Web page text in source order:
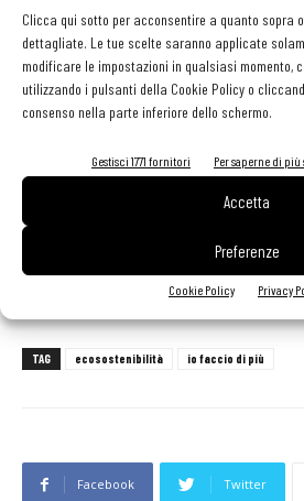
Clicca qui sotto per acconsentire a quanto sopra
dettagliate. Le tue scelte saranno applicate
modificare le impostazioni in qualsiasi momento,
utilizzando i pulsanti della Cookie Policy o
consenso nella parte inferiore dello schermo.
Gestisci 1771 fornitori Per saperne di
Accetta
Preferenze
Cookie Policy Privacy
commentato: «La riapertura di Casa Milan
tassello prezioso nel percorso di
a dicembre con Segafredo. L’obiettivo è
contesto urbano di lavoro, un’area
particolare all’ambiente».
Foto: Piero Cruciatti - LaPresse.
TAG ecosostenibilità io faccio di più
Facebook Twitter